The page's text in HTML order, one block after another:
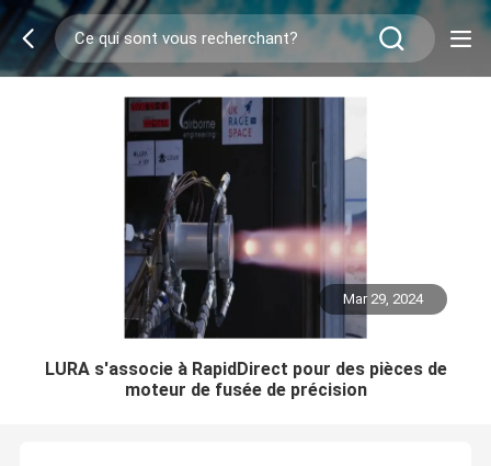
Mar 29, 2024
LURA s'associe à RapidDirect pour des pièces de
moteur de fusée de précision